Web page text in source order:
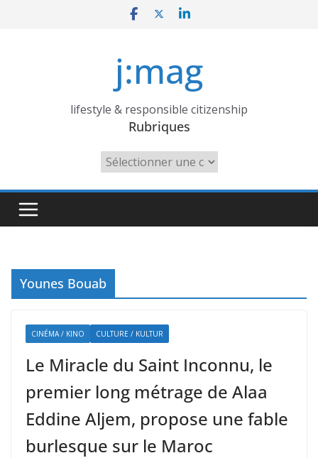
j:mag
lifestyle & responsible citizenship
Rubriques
Rubriques
Younes Bouab
CINÉMA / KINO CULTURE / KULTUR
Le Miracle du Saint Inconnu, le
premier long métrage de Alaa
Eddine Aljem, propose une fable
burlesque sur le Maroc